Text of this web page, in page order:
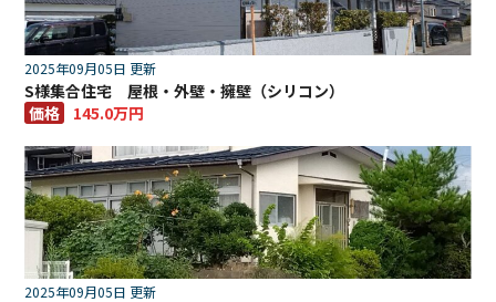
2025年09月05日 更新
S様集合住宅 屋根・外壁・擁壁（シリコン）
価格
145.0万円
2025年09月05日 更新